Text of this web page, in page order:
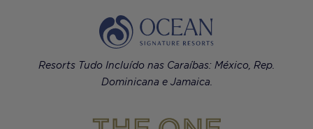
Resorts Tudo Incluído nas Caraíbas: México, Rep.
Dominicana e Jamaica.